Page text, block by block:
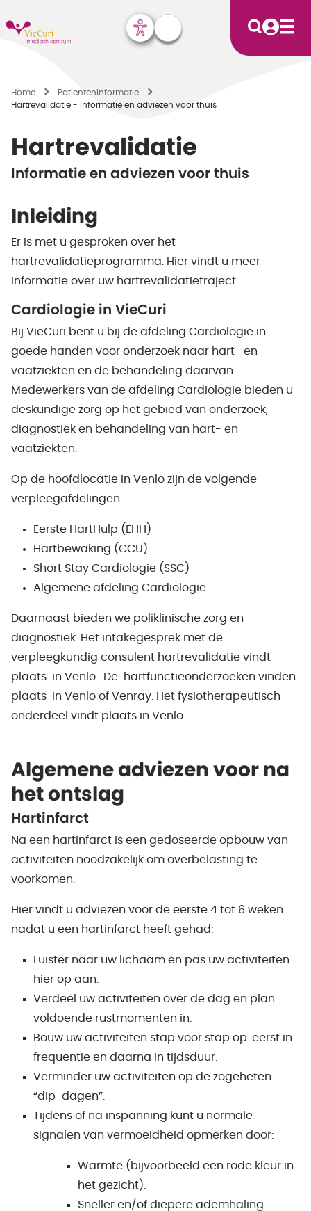
Home
Patiënten­informatie
Hartrevalidatie - Informatie en adviezen voor thuis
Hartrevalidatie
Informatie en adviezen voor thuis
Inleiding
Er is met u gesproken over het
hartrevalidatieprogramma. Hier vindt u meer
informatie over uw hartrevalidatietraject.
Cardiologie in VieCuri
Bij VieCuri bent u bij de afdeling Cardiologie in
goede handen voor onderzoek naar hart- en
vaatziekten en de behandeling daarvan.
Medewerkers van de afdeling Cardiologie bieden u
deskundige zorg op het gebied van onderzoek,
diagnostiek en behandeling van hart- en
vaatziekten.
Op de hoofdlocatie in Venlo zijn de volgende
verpleegafdelingen:
Eerste HartHulp (EHH)
Hartbewaking (CCU)
Short Stay Cardiologie (SSC)
Algemene afdeling Cardiologie
Daarnaast bieden we poliklinische zorg en
diagnostiek. Het intakegesprek met de
verpleegkundig consulent hartrevalidatie vindt
plaats in Venlo. De hartfunctieonderzoeken vinden
plaats in Venlo of Venray. Het fysiotherapeutisch
onderdeel vindt plaats in Venlo.
Algemene adviezen voor na
het ontslag
Hartinfarct
Na een hartinfarct is een gedoseerde opbouw van
activiteiten noodzakelijk om overbelasting te
voorkomen.
Hier vindt u adviezen voor de eerste 4 tot 6 weken
nadat u een hartinfarct heeft gehad:
Luister naar uw lichaam en pas uw activiteiten
hier op aan.
Verdeel uw activiteiten over de dag en plan
voldoende rustmomenten in.
Bouw uw activiteiten stap voor stap op: eerst in
frequentie en daarna in tijdsduur.
Verminder uw activiteiten op de zogeheten
“dip-dagen”.
Tijdens of na inspanning kunt u normale
signalen van vermoeidheid opmerken door:
Warmte (bijvoorbeeld een rode kleur in
het gezicht).
Sneller en/of diepere ademhaling